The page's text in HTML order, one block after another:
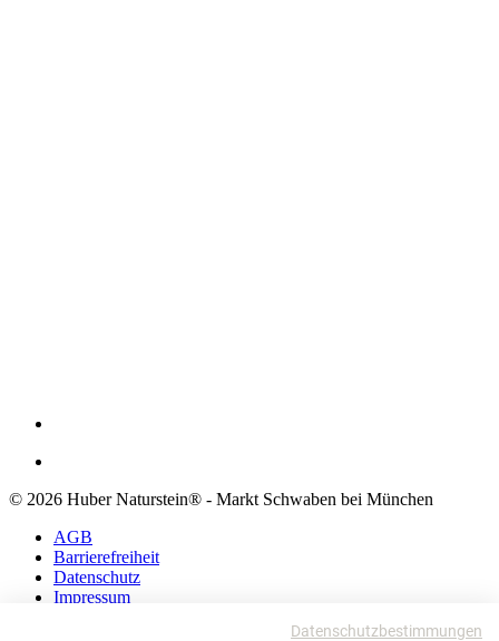
© 2026 Huber Naturstein® - Markt Schwaben bei München
AGB
Barrierefreiheit
Datenschutz
Impressum
Datenschutzbestimmungen